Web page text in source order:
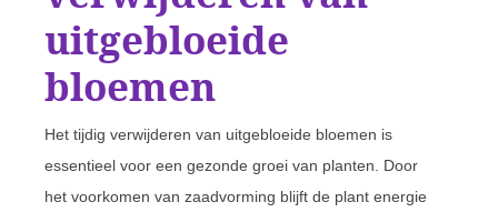
uitgebloeide
bloemen
Het tijdig verwijderen van uitgebloeide bloemen is
essentieel voor een gezonde groei van planten. Door
het voorkomen van zaadvorming blijft de plant energie